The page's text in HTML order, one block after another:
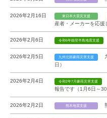
2026年2月16日 東日本大震災支援
産者・メーカーを応援
2026年2月6日 令和6年能登半島地震支援
2026年2月5日 九州北部豪雨災害支援
日）
2026年2月4日 令和2年7月豪雨災害支援
報告です（1月6日～30
2026年2月2日 熊本地震支援